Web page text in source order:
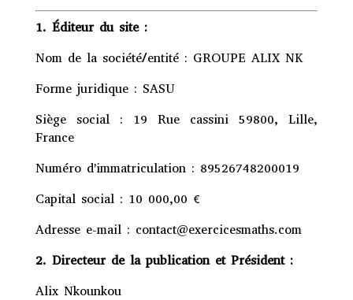
1. Éditeur du site :
Nom de la société/entité : GROUPE ALIX NK
Forme juridique : SASU
Siège social : 19 Rue cassini 59800, Lille,
France
Numéro d'immatriculation : 89526748200019
Capital social : 10 000,00 €
Adresse e-mail : contact@exercicesmaths.com
2. Directeur de la publication et Président :
Alix Nkounkou